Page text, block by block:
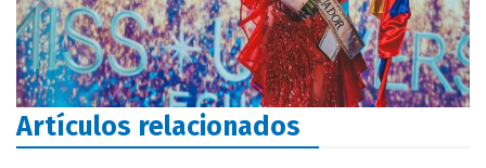
Artículos relacionados